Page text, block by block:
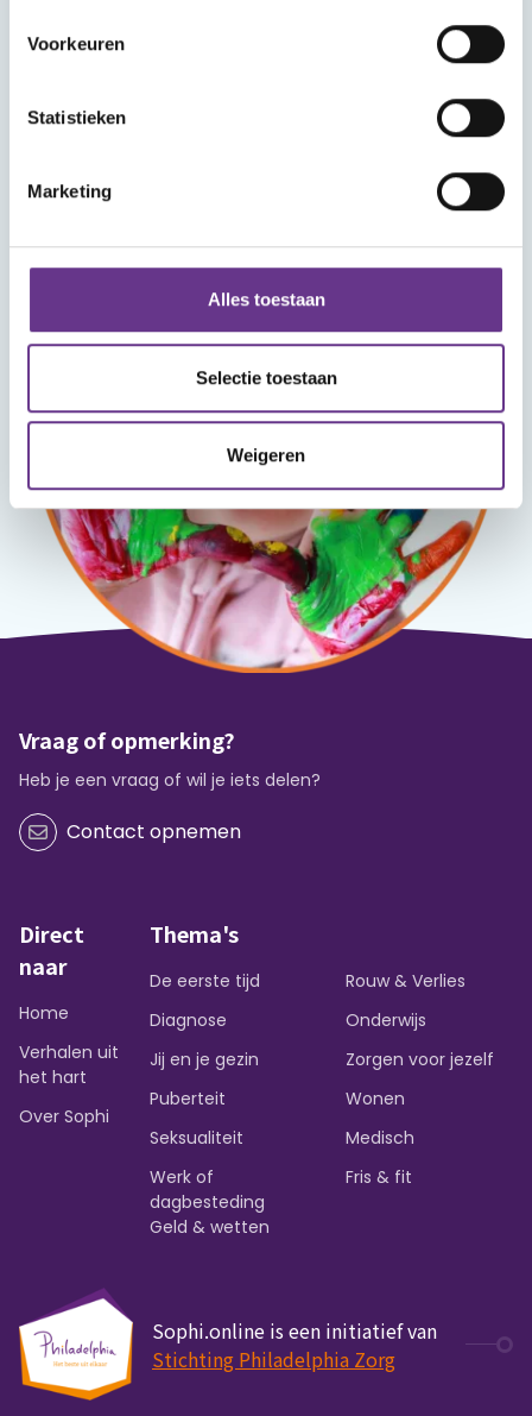
Voorkeuren
Statistieken
Marketing
Alles toestaan
Selectie toestaan
Weigeren
Aanmelden
Vraag of opmerking?
Heb je een vraag of wil je iets delen?
Contact opnemen
Direct
naar
Home
Verhalen uit
het hart
Over Sophi
Thema's
De eerste tijd
Diagnose
Jij en je gezin
Puberteit
Seksualiteit
Werk of
dagbesteding
Rouw & Verlies
Onderwijs
Zorgen voor jezelf
Wonen
Medisch
Fris & fit
Geld & wetten
Sophi.online is een initiatief van
Stichting Philadelphia Zorg